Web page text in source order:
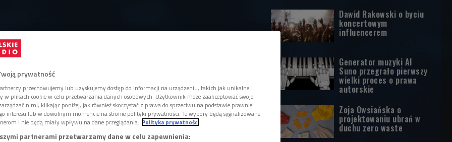
po największe polskie hale
Kwiat Jabłoni to wyjątkowa formacja na
W audycji "Będzie głośno!" Kasia i
opowiedzieli o swoich trudnych
nadchodzącej trasie Turnus Tour.
Dawid Rakowski o byciu
koncertowym
influencerem
Generator muzyki AI
Suno przegrało pierwszy
wielki proces o prawa
autorskie
Zoja Owsiańska o
projektowaniu ubrań w
duchu zero waste
prywatność
przechowujemy lub uzyskujemy dostęp do informacji na urządzeniu, takich jak unikalne
w plikach cookie w celu przetwarzania danych osobowych. Użytkownik może zaakceptować swoje
nimi, klikając poniżej, jak również skorzystać z prawa do sprzeciwu na podstawie prawnie
interesu lub w dowolnym momencie na stronie polityki prywatności. Te wybory będą sygnalizowane
i nie będą miały wpływu na dane przeglądania. Polityka prywatności
partnerami przetwarzamy dane w celu zapewnienia: